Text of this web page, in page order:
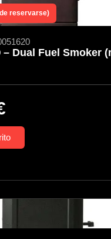
reservarse)
Dual Fuel Smoker